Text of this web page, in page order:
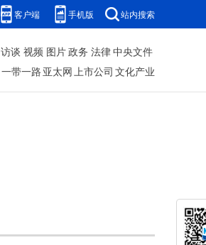
客户端 手机版 站内搜索
访谈 视频 图片政务 法律中央文件
一带一路 亚太网上市公司 文化产业